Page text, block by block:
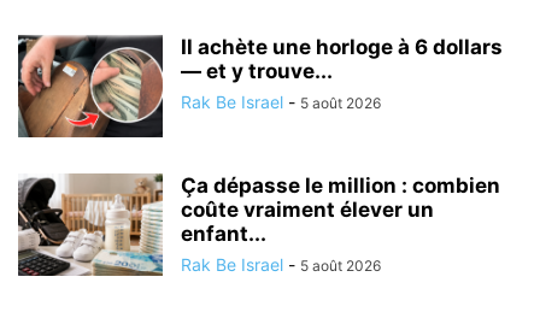
Il achète une horloge à 6 dollars
— et y trouve...
Rak Be Israel - 5 août 2026
Ça dépasse le million : combien
coûte vraiment élever un
enfant...
Rak Be Israel - 5 août 2026